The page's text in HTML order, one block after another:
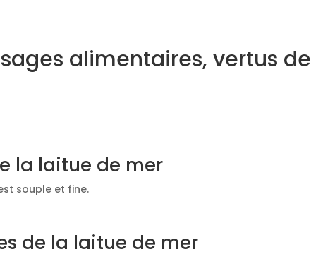
alimentaires, vertus de
la laitue de mer
souple et fine.
de la laitue de mer